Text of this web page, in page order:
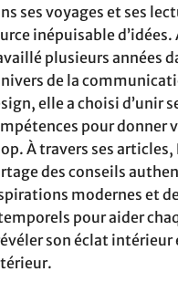
ses voyages et ses
inépuisable d’idées.
plusieurs années
de la
elle a choisi d’unir
pour donner
À travers ses articles,
des conseils
modernes et
pour aider
son éclat intérieur